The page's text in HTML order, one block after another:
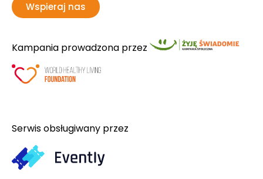
Wspieraj nas
Kampania prowadzona przez
Serwis obsługiwany przez